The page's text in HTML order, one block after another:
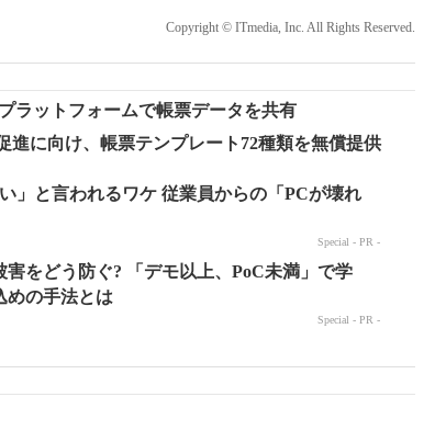
Copyright © ITmedia, Inc. All Rights Reserved.
ラットフォームで帳票データを共有
進に向け、帳票テンプレート72種類を無償提供